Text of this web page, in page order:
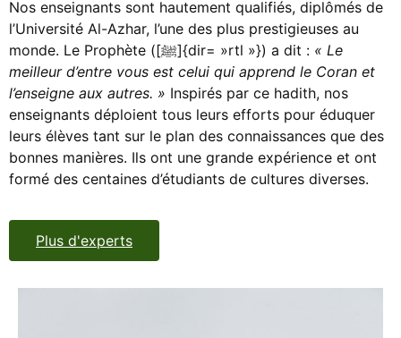
Nos enseignants sont hautement qualifiés, diplômés de
l’Université Al-Azhar, l’une des plus prestigieuses au
monde. Le Prophète ([ﷺ]{dir= »rtl »}) a dit : « Le
meilleur d’entre vous est celui qui apprend le Coran et
l’enseigne aux autres. » Inspirés par ce hadith, nos
enseignants déploient tous leurs efforts pour éduquer
leurs élèves tant sur le plan des connaissances que des
bonnes manières. Ils ont une grande expérience et ont
formé des centaines d’étudiants de cultures diverses.
Plus d'experts